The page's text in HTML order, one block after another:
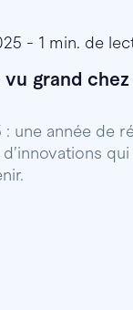
- 1 min. de
vu grand chez
: une année de